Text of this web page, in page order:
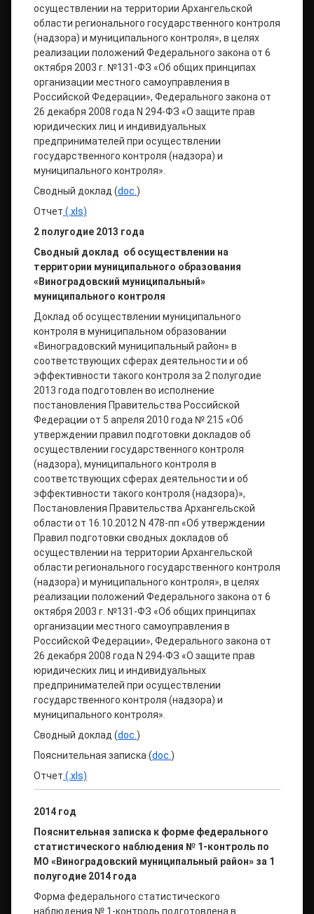
осуществлении на территории Архангельской
области регионального государственного контроля
(надзора) и муниципального контроля», в целях
реализации положений Федерального закона от 6
октября 2003 г. №131-ФЗ «Об общих принципах
организации местного самоуправления в
Российской Федерации», Федерального закона от
26 декабря 2008 года N 294-ФЗ «О защите прав
юридических лиц и индивидуальных
предпринимателей при осуществлении
государственного контроля (надзора) и
муниципального контроля».
Сводный доклад (doc. )
Отчет (.xls)
2 полугодие 2013 года
Сводный доклад об осуществлении на
территории муниципального образования
«Виноградовский муниципальный»
муниципального контроля
Доклад об осуществлении муниципального
контроля в муниципальном образовании
«Виноградовский муниципальный район» в
соответствующих сферах деятельности и об
эффективности такого контроля за 2 полугодие
2013 года подготовлен во исполнение
постановления Правительства Российской
Федерации от 5 апреля 2010 года № 215 «Об
утверждении правил подготовки докладов об
осуществлении государственного контроля
(надзора), муниципального контроля в
соответствующих сферах деятельности и об
эффективности такого контроля (надзора)»,
Постановления Правительства Архангельской
области от 16.10.2012 N 478-пп «Об утверждении
Правил подготовки сводных докладов об
осуществлении на территории Архангельской
области регионального государственного контроля
(надзора) и муниципального контроля», в целях
реализации положений Федерального закона от 6
октября 2003 г. №131-ФЗ «Об общих принципах
организации местного самоуправления в
Российской Федерации», Федерального закона от
26 декабря 2008 года N 294-ФЗ «О защите прав
юридических лиц и индивидуальных
предпринимателей при осуществлении
государственного контроля (надзора) и
муниципального контроля».
Сводный доклад (doc. )
Пояснительная записка (doc. )
Отчет (.xls)
2014 год
Пояснительная записка к форме федерального
статистического наблюдения № 1-контроль по
МО «Виноградовский муниципальный район» за 1
полугодие 2014 года
Форма федерального статистического
наблюдения № 1-контроль подготовлена в